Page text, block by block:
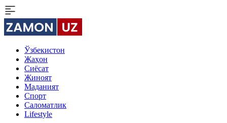
Ўзбекистон
Жаҳон
Сиёсат
Жиноят
Маданият
Спорт
Cаломатлик
Lifestyle